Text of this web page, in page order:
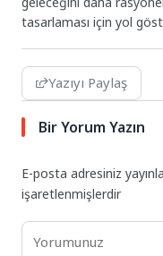
tasarlaması için yol
Yazıyı Paylaş
Bir Yorum Yazın
E-posta adresiniz
işaretlenmişlerdir